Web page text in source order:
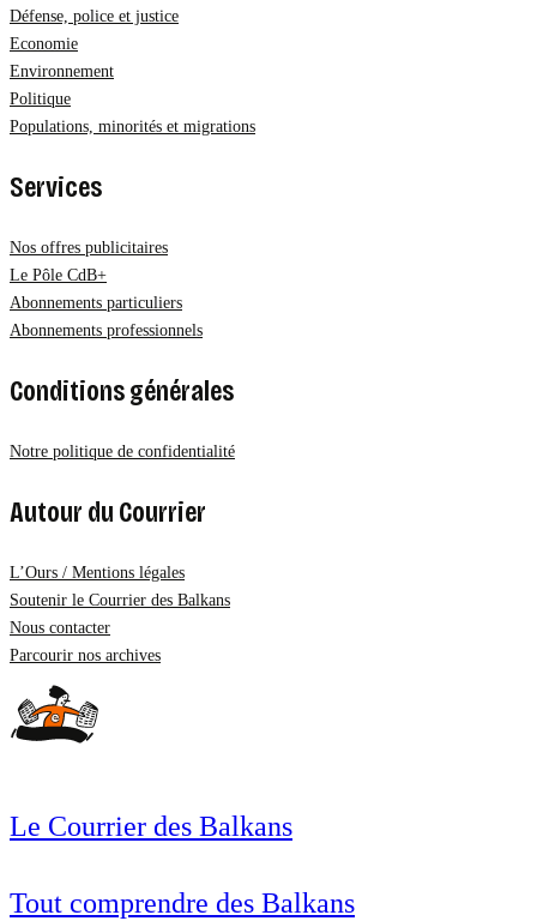
Défense, police et justice
Economie
Environnement
Politique
Populations, minorités et migrations
Services
Nos offres publicitaires
Le Pôle CdB+
Abonnements particuliers
Abonnements professionnels
Conditions générales
Notre politique de confidentialité
Autour du Courrier
L’Ours / Mentions légales
Soutenir le Courrier des Balkans
Nous contacter
Parcourir nos archives
Le Courrier des Balkans
Tout comprendre des Balkans